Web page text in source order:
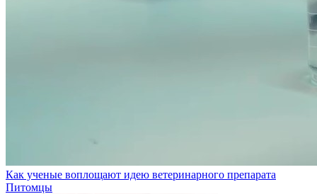
Как ученые воплощают идею ветеринарного препарата
Питомцы